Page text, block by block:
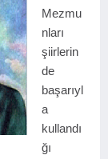
Mezmu
nları
şiirlerin
de
başarıyl
a
kullandı
ğı